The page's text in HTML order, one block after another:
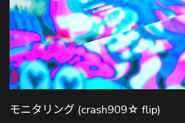
兑
换
DEFLATE
随
モニタリング (crash909☆ flip)